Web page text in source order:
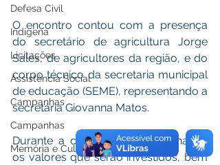
Defesa Civil
Indígena
Licitações
Assistência Social
Campanhas
Campanhas
Memória e Cultura
O encontro contou com a presença
do secretário de agricultura Jorge
Sales, de agricultores da região, e do
corpo técnico da secretaria municipal
de educação (SEME), representando a
secretária Giovanna Matos.
Durante a conversa foram alinhados
os valores que serão investidos, bem